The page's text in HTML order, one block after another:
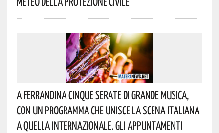
A Ferrandina Cinque Serate Di Grande Musica,
Con Un Programma Che Unisce La Scena Italiana
A Quella Internazionale. Gli Appuntamenti